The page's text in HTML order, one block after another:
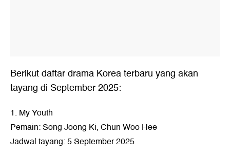
Berikut daftar drama Korea terbaru yang akan
tayang di September 2025:
1. My Youth
Pemain: Song Joong Ki, Chun Woo Hee
Jadwal tayang: 5 September 2025